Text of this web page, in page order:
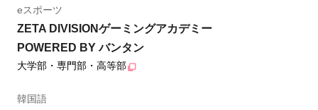
eスポーツ
ZETA DIVISIONゲーミングアカデミー
POWERED BY バンタン
大学部・専門部・高等部
韓国語